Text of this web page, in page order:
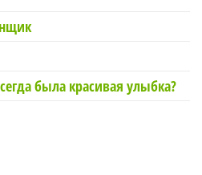
была красивая улыбка?